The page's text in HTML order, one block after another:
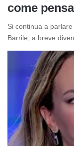
come
Si continua a
Barrile, a breve